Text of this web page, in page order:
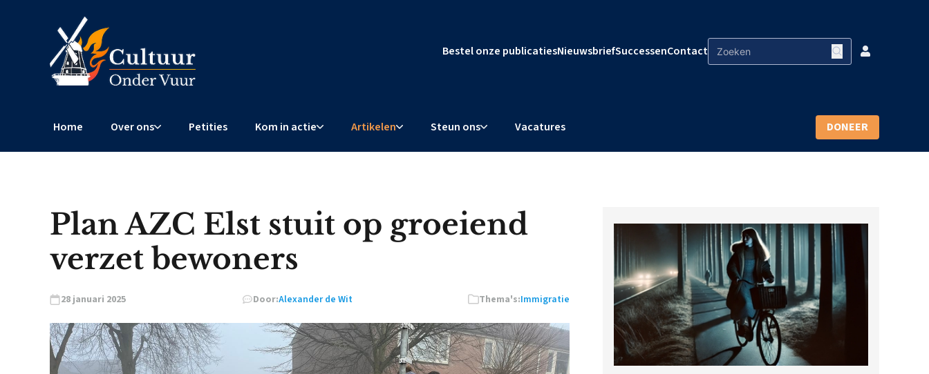
Bestel onze publicatiesNieuwsbriefSuccessenContact
Home Over ons Petities Kom in actie Artikelen Steun ons Vacatures DONEER
Plan AZC Elst stuit op groeiend
verzet bewoners
28 januari 2025 Door:Alexander de Wit Thema's:Immigratie